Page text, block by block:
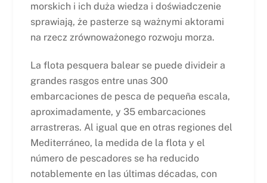
morskich i ich duża wiedza i doświadczenie
sprawiają, że pasterze są ważnymi aktorami
na rzecz zrównoważonego rozwoju morza.
La flota pesquera balear se puede divideir a
grandes rasgos entre unas 300
embarcaciones de pesca de pequeña escala,
aproximadamente, y 35 embarcaciones
arrastreras. Al igual que en otras regiones del
Mediterráneo, la medida de la flota y el
número de pescadores se ha reducido
notablemente en las últimas décadas, con